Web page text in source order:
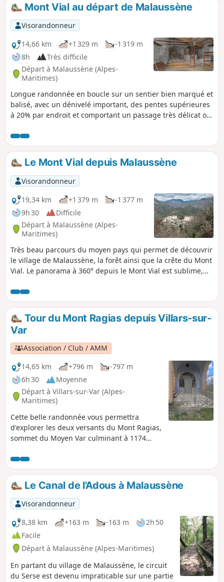
Mont Vial au départ de Malaussène
Visorandonneur
14,66 km
+1 329 m
-1 319 m
8h
Très difficile
Départ à Malaussène (Alpes-
Maritimes)
Longue randonnée en boucle sur un sentier bien marqué et
balisé, avec un dénivelé important, des pentes supérieures
à 20% par endroit et comportant un passage très délicat où
le 2 Octobre 2020, nécessitant un détour via le fond du
ravin. Ne s'adresse qu'à des randonneurs expérimentés à
l'aise hors sentier dans les rochers. Voir l'avis du 04/09/2023
indiquant un passage impossible
Le Mont Vial depuis Malaussène
Visorandonneur
19,34 km
+1 379 m
-1 377 m
9h 30
Difficile
Départ à Malaussène (Alpes-
Maritimes)
Très beau parcours du moyen pays qui permet de découvrir
le village de Malaussène, la forêt ainsi que la crête du Mont
Vial. Le panorama à 360° depuis le Mont Vial est sublime,
Tour du Mont Ragias depuis Villars-sur-
Var
Association / Club / AMM
14,65 km
+796 m
-797 m
6h 30
Moyenne
Départ à Villars-sur-Var (Alpes-
Maritimes)
Cette belle randonnée vous permettra
d'explorer les deux versants du Mont Ragias,
sommet du Moyen Var culminant à 1174
en balcons et en forêt, remonte le vallon de
l'Espignole. L'autre versant, plus minéral,
domine la vallée du Var en offrant de beaux
panoramas. Ce n'est qu'à la Chapelle Saint-
Jean du Désert, presque en fin de parcours,
que l'on peut découvrir le Mont Ragias.
Le Canal de l'Adous à Malaussène
Visorandonneur
8,38 km
+163 m -163 m
2h 50
Facile
Départ à Malaussène (Alpes-Maritimes)
En partant du village de Malaussène, le circuit
du Serse est devenu impraticable sur une partie